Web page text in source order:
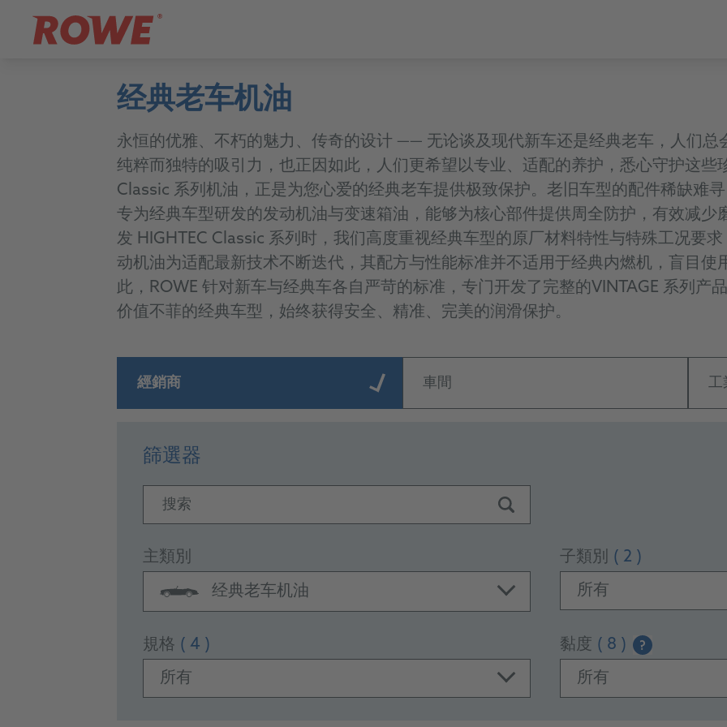
经典老车机油
永恒的优雅、不朽的魅力、传奇的设计 —— 无论谈及现代新车还是经典老车，人们
纯粹而独特的吸引力，也正因如此，人们更希望以专业、适配的养护，悉心守护这些
Classic 系列机油，正是为您心爱的经典老车提供极致保护。老旧车型的配件稀缺难
专为经典车型研发的发动机油与变速箱油，能够为核心部件提供周全防护，有效减少
发 HIGHTEC Classic 系列时，我们高度重视经典车型的原厂材料特性与特殊工况要
动机油为适配最新技术不断迭代，其配方与性能标准并不适用于经典内燃机，盲目使
此， ROWE 针对新车与经典车各自严苛的标准，专门开发了完整的VINTAGE 系列产
价值不菲的经典车型，始终获得安全、精准、完美的润滑保护。
經銷商 車間 工
篩選器
搜索
主類別
经典老车机油
子類別 ( 2 )
所有
規格 ( 4 )
所有
黏度 ( 8 ) ?
所有